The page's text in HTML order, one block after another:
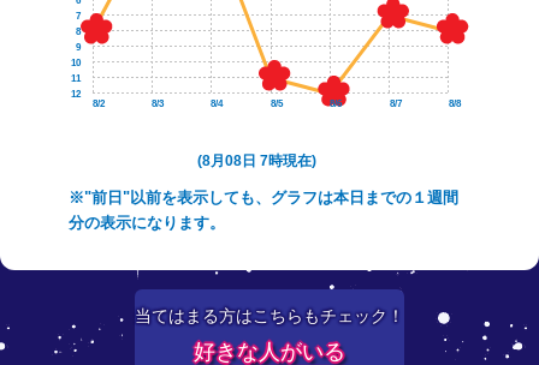
8/2 8/3 8/4 8/5 8/6 8/7 8/8
12
11
10
9
8
7
(8月08日 7時現在)
※"前日"以前を表示しても、グラフは本日までの１週間
分の表示になります。
当てはまる方はこちらもチェック！
好きな人がいる